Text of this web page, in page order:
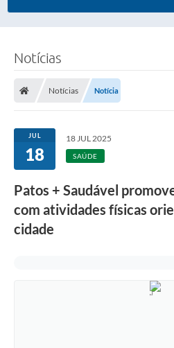
Notícias
Notícias Notícia
JUL
18
18 JUL 2025
SAÚDE
Patos + Saudável
com atividades físicas
cidade